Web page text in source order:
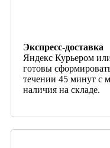
Экспресс-доставка
Яндекс Курьером
готовы
течении 45 минут с
наличия на складе.